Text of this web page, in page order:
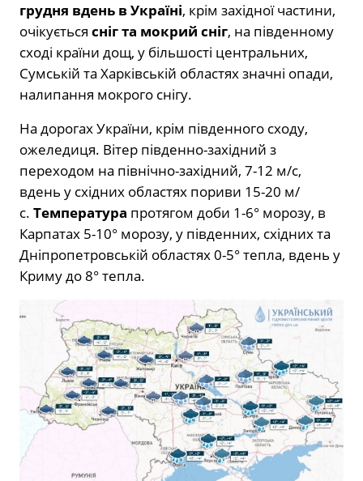
грудня вдень в Україні, крім західної частини,
очікується сніг та мокрий сніг, на південному
сході країни дощ, у більшості центральних,
Сумській та Харківській областях значні опади,
налипання мокрого снігу.
На дорогах України, крім південного сходу,
ожеледиця. Вітер південно-західний з
переходом на північно-західний, 7-12 м/с,
вдень у східних областях пориви 15-20 м/
с. Температура протягом доби 1-6° морозу, в
Карпатах 5-10° морозу, у південних, східних та
Дніпропетровській областях 0-5° тепла, вдень у
Криму до 8° тепла.